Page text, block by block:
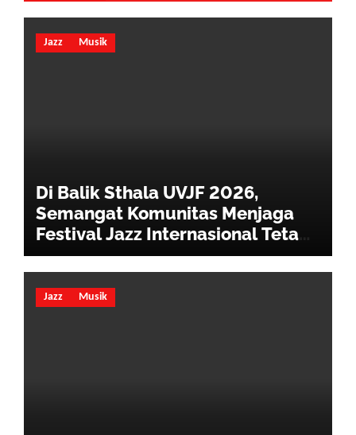
Jazz Musik
Di Balik Sthala UVJF 2026,
Semangat Komunitas Menjaga
Festival Jazz Internasional Tetap
Hidup
Jazz Musik